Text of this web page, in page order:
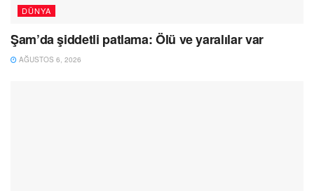
DÜNYA
Şam’da şiddetli patlama: Ölü ve yaralılar var
AĞUSTOS 6, 2026